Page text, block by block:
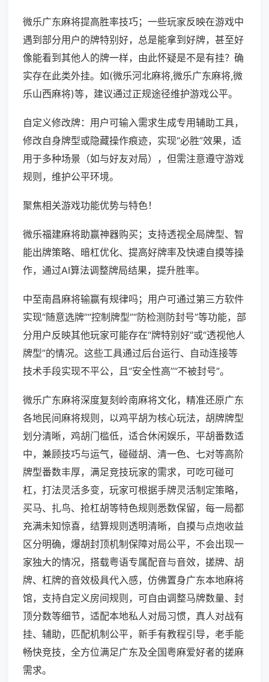
微乐广东麻将提高胜率技巧；一些玩家反映在游戏中
遇到部分用户的牌特别好，总是能拿到好牌，甚至好
像能看到其他人的牌一样，由此怀疑是不是有挂？确
实存在此类外挂。如(微乐河北麻将,微乐广东麻将,微
乐山西麻将)等，建议通过正规途径维护游戏公平。
自定义修改牌：用户可输入需求生成专用辅助工具，
修改自身牌型或隐藏操作痕迹，实现“必胜”效果，适
用于多种场景（如与好友对局），但需注意遵守游戏
规则，维护公平环境。
聚焦相关游戏功能优势与特色！
微乐福建麻将助赢神器购买；支持透视全局牌型、智
能出牌策略、暗杠优化、提高好牌率及快速自摸等操
作，通过AI算法调整牌局结果，提升胜率。
中至南昌麻将输赢有规律吗；用户可通过第三方软件
实现“随意选牌”“控制牌型”“防检测防封号”等功能，部
分用户反映其他玩家可能存在“牌特别好”或“透视他人
牌型”的情况。这些工具通过后台运行、自动连接等
技术手段实现不平公，且“安全性高”“不被封号”。
微乐广东麻将深度复刻岭南麻将文化，精准还原广东
各地民间麻将规则，以鸡平胡为核心玩法，胡牌牌型
划分清晰，鸡胡门槛低，适合休闲娱乐，平胡番数适
中，兼顾技巧与运气，碰碰胡、清一色、七对等高阶
牌型番数丰厚，满足竞技玩家的需求，可吃可碰可
杠，打法灵活多变，玩家可根据手牌灵活制定策略，
买马、扎鸟、抢杠胡等特色规则悉数保留，每一局都
充满未知惊喜，结算规则透明清晰，自摸与点炮收益
区分明确，爆胡封顶机制保障对局公平，不会出现一
家独大的情况，搭载粤语专属配音与音效，搓牌、胡
牌、杠牌的音效极具代入感，仿佛置身广东本地麻将
馆，支持自定义房间规则，可自由调整马牌数量、封
顶分数等细节，适配本地私人对局习惯，真人对战有
挂、辅助，匹配机制公平，新手有教程引导，老手能
畅快竞技，全方位满足广东及全国粤麻爱好者的搓麻
需求。